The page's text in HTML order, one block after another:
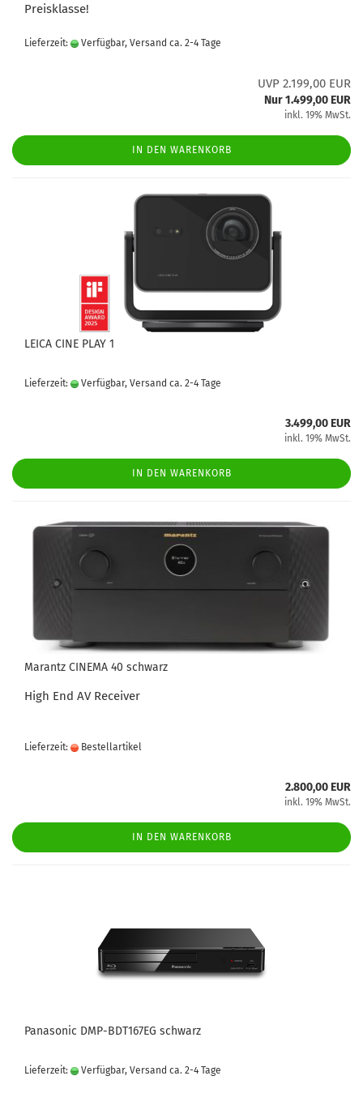
Preisklasse!
Lieferzeit: Verfügbar, Versand ca. 2-4 Tage
UVP 2.199,00 EUR
Nur 1.499,00 EUR
inkl. 19% MwSt.
IN DEN WARENKORB
LEICA CINE PLAY 1
Lieferzeit: Verfügbar, Versand ca. 2-4 Tage
3.499,00 EUR
inkl. 19% MwSt.
IN DEN WARENKORB
Marantz CINEMA 40 schwarz
High End AV Receiver
Lieferzeit: Bestellartikel
2.800,00 EUR
inkl. 19% MwSt.
IN DEN WARENKORB
Panasonic DMP-BDT167EG schwarz
Lieferzeit: Verfügbar, Versand ca. 2-4 Tage